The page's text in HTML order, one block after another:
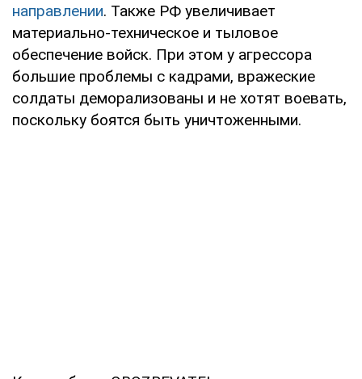
направлении. Также РФ увеличивает
материально-техническое и тыловое
обеспечение войск. При этом у агрессора
большие проблемы с кадрами, вражеские
солдаты деморализованы и не хотят воевать,
поскольку боятся быть уничтоженными.